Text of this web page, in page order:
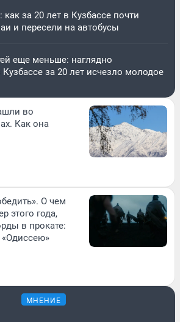
за 20 лет в Кузбассе почти
и пересели на автобусы
еще меньше: наглядно
за 20 лет исчезло молодое
во
Как она
О чем
этого года,
в прокате:
МНЕНИЕ